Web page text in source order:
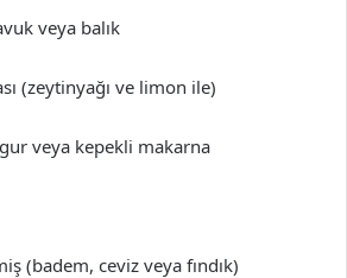
veya balık
(zeytinyağı ve limon ile)
veya kepekli makarna
(badem, ceviz veya fındık)